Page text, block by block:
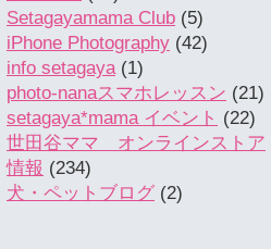
Setagayamama Club (5)
iPhone Photography (42)
info setagaya(1)
photo-nanaスマホレッスン (21)
setagaya*mama イベント (22)
世田谷ママ オンラインストア
情報 (234)
犬・ペットブログ (2)